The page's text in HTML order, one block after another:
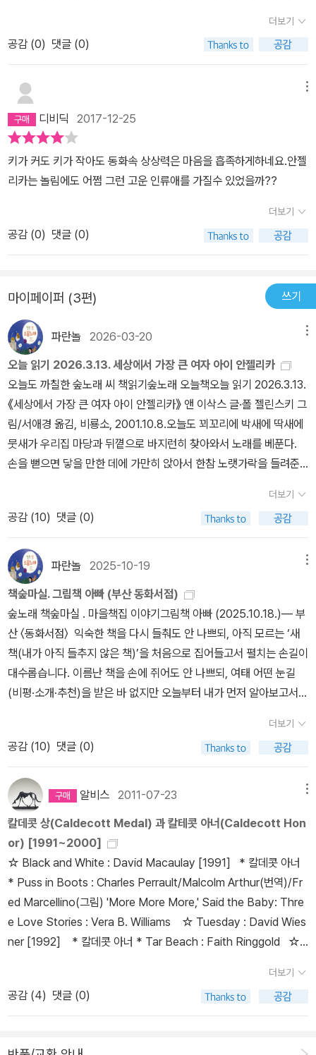
까? 라는 질문으로 책을 마무리를 하는 작가...아니란다. 우린 맑은 날
이면 어디서나 하늘에서 벼락의 발자국을 발견할 수 있다.바로 안젤
리... 창의적이고 재치있는 작가의 글솜씨가 돋보이는 마지막 장면에
서...우리 아이들은 마지막 책장 덮는 것을 아쉬어 한다. 참 좋은 책~
~
지고 하늘을 날아다니는 안젤리카의 용맹스러운 모습은 속이 후련해
질만큼시원함을 안겨줍니다. 여자의 당당함. 무슨일이든 자신감있
게 헤쳐나가는 모습을 아이에게 보여주는것같아 좋네요.칼데콧상을
받을만 한것같아요. ^^
더보기
공감 (0) 댓글 (0)
디비딕 2017-12-25
키가 커도 키가 작아도 동화속 상상력은 마음을 흡족하게하네요.안젤
리카는 놀림에도 어쩜 그런 고운 인류애를 가질수 있었을까??
더보기
공감 (0) 댓글 (0)
마이페이퍼 (3편) 쓰기
파란놀 2026-03-20
오늘 읽기 2026.3.13. 세상에서 가장 큰 여자 아이 안젤리카
오늘도 까칠한 숲노래 씨 책읽기숲노래 오늘책오늘 읽기 2026.3.13.
《세상에서 가장 큰 여자 아이 안젤리카》 앤 이삭스 글·폴 젤린스키 그
림/서애경 옮김, 비룡소, 2001.10.8.오늘도 꾀꼬리에 박새에 딱새에
뭇새가 우리집 마당과 뒤꼍으로 바지런히 찾아와서 노래를 베푼다.
손을 뻗으면 닿을 만한 데에 가만히 앉아서 한참 노랫가락을 들려준
이웃님하고 면소재지로 간다. 아직 두바퀴를 안 고쳐서 여러 달째 면
소재지에 못 갔기에, 이곳저곳 들러서 이모저모 장만한다. 톱날을 새
로 장만한 김에 뒤꼍에서 후박나무 굵은줄기를 조금 켠다. 사나흘 앞
서 베어야 한 후박나무 줄기이다. 지름이 한 뼘을 넘으니 제법 품이 들
지만, 속줄기 냄새를 그윽히 누린다. 《세상에서 가장 큰 여자 아이 안
젤리카》는 “Swamp Angel”를 옮긴 한글판이다. “늪 + 하늘아이”인
얼개일 텐데, ‘늪빛·늪빛아이·늪꽃아이’ 같은 이름을 헤아릴 만하다.
둘레에서는 얼핏 몸집만 크다고 여기는 아이일 테지만, 마음이야말로
크고, 사랑과 품과 손길과 눈빛이야말로 가없이 너른 아이라고 해야
어울린다. 덩치가 크거나 힘이 세야 어떤 일을 잘하지 않는다. 덩치가
작고 힘이 여리더라도, 온마음과 온사랑과 온눈과 온손길로 일을 가
다듬게 마련이다. 힘으로만 밀어붙이면 아름답지 않다. 따사로이 어
루만지면서 푸근하게 풀어내는 빛을 심는 사람이기에 아름답다.#Sw
란놀(최종규). 낱말책을 쓴다. 《풀꽃나무 들숲노래 동시 따라쓰기》,
《새로 쓰는 말밑 꾸러미 사전》, 《미래세대를 위한 우리말과 문해력》,
《들꽃내음 따라 걷다가 작은책집을 보았습니다》, 《우리말꽃》, 《쉬운
말이 평화》, 《곁말》, 《책숲마실》, 《우리말 수수께끼 동시》, 《시골에
서 살림 짓는 즐거움》, 《이오덕 마음 읽기》을 썼다. blog.naver.co
m/hbooklove+올림픽 경제성 분석 엉터리.. 전주 올림픽에 찬물ht
tps://n.news.naver.com/article/659/0000041987'검찰개
혁-김어준發 음모론'…내홍 휩쓸린 민주https://n.news.naver.co
m/article/629/0000480476'미친X, 죽을라고'…'요양원 직원에
e/417/0001133758[단독]수원 팔달산 다 태우려했나…방화 용의
자, 7곳에 불 질렀다https://n.news.naver.com/mnews/rankin
g/article/421/0008821988?ntype=RANKING+정부도 욕먹
더보기
공감 (10) 댓글 (0)
파란놀 2025-10-19
책숲마실. 그림책 아빠 (부산 동화서점)
숲노래 책숲마실 . 마을책집 이야기그림책 아빠 (2025.10.18.)― 부
산 〈동화서점〉 익숙한 책을 다시 들춰도 안 나쁘되, 아직 모르는 ‘새
책(내가 아직 들추지 않은 책)’을 처음으로 집어들고서 펼치는 손길이
대수롭습니다. 이름난 책을 손에 쥐어도 안 나쁘되, 여태 어떤 눈길
(비평·소개·추천)을 받은 바 없지만 오늘부터 내가 먼저 알아보고서
“모두 우리한테 아름답다”는 뜻입니다. 아이 손을 잡고서 책집마실
을 나온 젊은 엄마뿐 아니라 젊은 아빠도 “아직 낯설거나 모르는 그림
책”을 먼저 펼쳐서 반갑게 배울 수 있기를 바라요. 온누리 모든 그림
책은 ‘아이 혼자’ 읽는 책이 아닙니다. ‘엄마가 아이한테만’ 읽히는 책
이 아닙니다. ‘엄마도 아빠도 아이도’ 처음으로 새롭게 만나서 눈뜨고
귀열고 마음짓는 첫발을 나란히 내딛는 즐거운 노래꾸러미입니다.
가랑비가 가볍게 듣는 낮입니다. 부산 보수동으로 마실을 나온 사람
이 제법 있습니다. 아주 많지는 않더라도, 빗길을 가만히 거닐면서 이
책 저 책 들여다보는 길손을 꽤 볼 수 있습니다. ‘좋은그림’을 바라며
찰칵찰칵 스치는 사람을 보고, 나긋이 머물며 한 자락 두 자락 품는 책
손을 봅니다. 오늘은 〈동화서점〉부터 깃듭니다. 그림책을 잘 모르는
이웃님한테 드리려고 이모저모 챙깁니다. 이제 막 그림책에 다가서기
를 바라는 ‘나어린 아빠’와 ‘나이든 아빠’한테 드리려고 요모조모 고릅
니다. 아기가 태어나기 앞서 어버이 둘이 나란히 읽고 되새길 적에 빛
나더라도 새삼스레 들추며 눈물짓고 웃음짓는 사랑스러운 그림책입
더보기
공감 (10) 댓글 (0)
알비스 2011-07-23
칼데콧 상(Caldecott Medal) 과 칼테콧 아너(Caldecott Hon
or) [1991~2000]
☆ Black and White : David Macaulay [1991] * 칼데콧 아너
* Puss in Boots : Charles Perrault/Malcolm Arthur(번역)/Fr
ed Marcellino(그림) 'More More More,' Said the Baby: Thre
e Love Stories : Vera B. Williams ☆ Tuesday : David Wies
ner [1992] * 칼데콧 아너 * Tar Beach : Faith Ringgold ☆
d Tales :Jon Scieszka/Lane Smith(그림) Seven Blind Mice :
Ed Young Working Cotton : Sherley Anne Williams/Carole
더보기
공감 (4) 댓글 (0)